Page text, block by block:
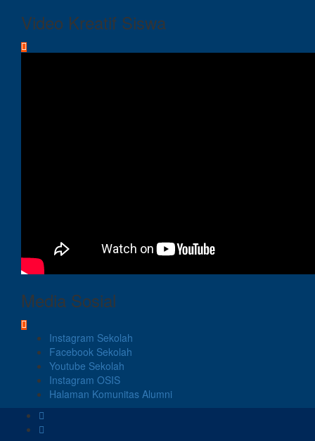
Video Kreatif Siswa
Media Sosial
Instagram Sekolah
Facebook Sekolah
Youtube Sekolah
Instagram OSIS
Halaman Komunitas Alumni